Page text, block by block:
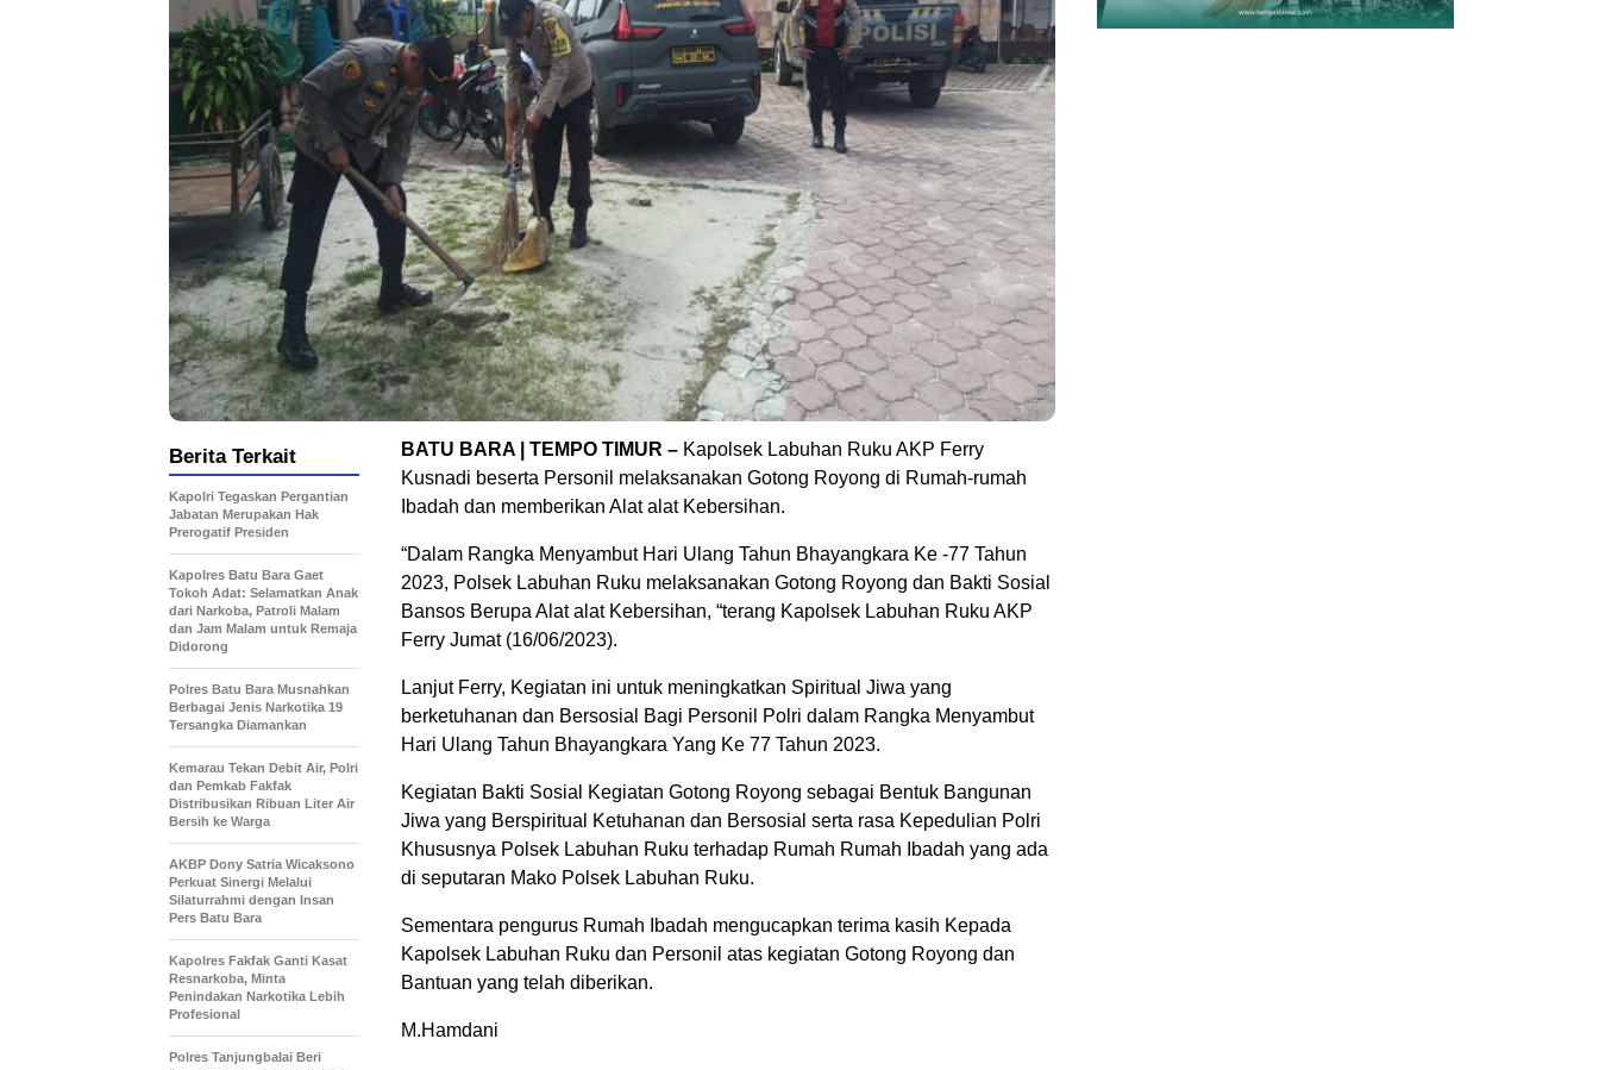
BATU BARA | TEMPO TIMUR – Kapolsek Labuhan Ruku AKP Ferry
Kusnadi beserta Personil melaksanakan Gotong Royong di Rumah-rumah
Ibadah dan memberikan Alat alat Kebersihan.
“Dalam Rangka Menyambut Hari Ulang Tahun Bhayangkara Ke -77 Tahun
2023, Polsek Labuhan Ruku melaksanakan Gotong Royong dan Bakti Sosial
Bansos Berupa Alat alat Kebersihan, “terang Kapolsek Labuhan Ruku AKP
Ferry Jumat (16/06/2023).
Lanjut Ferry, Kegiatan ini untuk meningkatkan Spiritual Jiwa yang
berketuhanan dan Bersosial Bagi Personil Polri dalam Rangka Menyambut
Hari Ulang Tahun Bhayangkara Yang Ke 77 Tahun 2023.
Kegiatan Bakti Sosial Kegiatan Gotong Royong sebagai Bentuk Bangunan
Jiwa yang Berspiritual Ketuhanan dan Bersosial serta rasa Kepedulian Polri
Khususnya Polsek Labuhan Ruku terhadap Rumah Rumah Ibadah yang ada
di seputaran Mako Polsek Labuhan Ruku.
Sementara pengurus Rumah Ibadah mengucapkan terima kasih Kepada
Kapolsek Labuhan Ruku dan Personil atas kegiatan Gotong Royong dan
Bantuan yang telah diberikan.
M.Hamdani
Berita Terkait
Kapolri Tegaskan Pergantian
Jabatan Merupakan Hak
Prerogatif Presiden
Kapolres Batu Bara Gaet
Tokoh Adat: Selamatkan Anak
dari Narkoba, Patroli Malam
dan Jam Malam untuk Remaja
Didorong
Polres Batu Bara Musnahkan
Berbagai Jenis Narkotika 19
Tersangka Diamankan
Kemarau Tekan Debit Air, Polri
dan Pemkab Fakfak
Distribusikan Ribuan Liter Air
Bersih ke Warga
AKBP Dony Satria Wicaksono
Perkuat Sinergi Melalui
Silaturrahmi dengan Insan
Pers Batu Bara
Kapolres Fakfak Ganti Kasat
Resnarkoba, Minta
Penindakan Narkotika Lebih
Profesional
Polres Tanjungbalai Beri